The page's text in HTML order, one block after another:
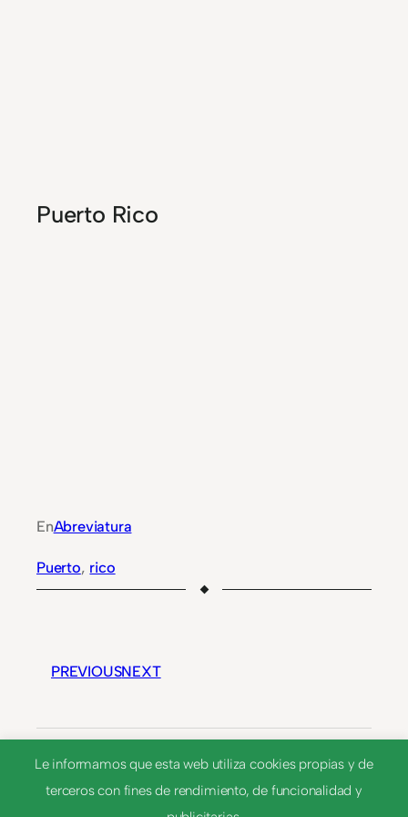
Puerto Rico
EnAbreviatura
Puerto, rico
PREVIOUSNEXT
PN
Le informamos que esta web utiliza cookies propias y de
terceros con fines de rendimiento, de funcionalidad y